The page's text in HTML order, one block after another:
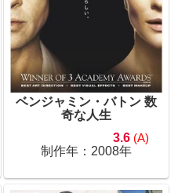
ベンジャミン・バトン 数
奇な人生
3.6 (A)
制作年：2008年